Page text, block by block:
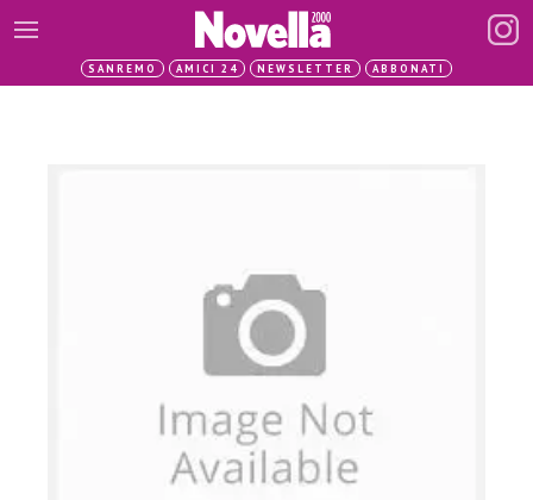
SANREMO AMICI 24 NEWSLETTER ABBONATI